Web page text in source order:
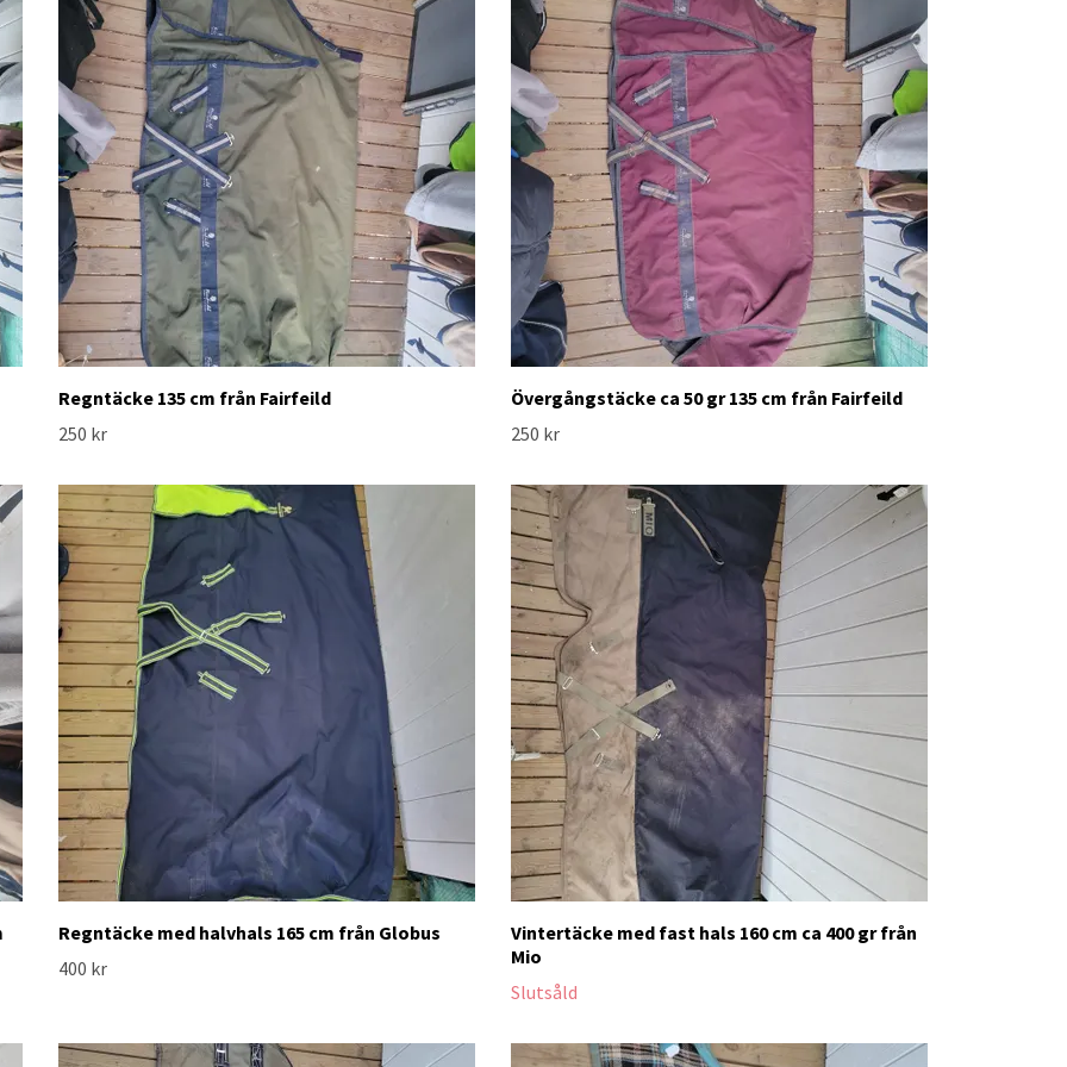
Regntäcke 135 cm från Fairfeild
250 kr
Övergångstäcke ca 50 gr 135 cm från Fairfeild
250 kr
Regntäcke med halvhals 165 cm från Globus
400 kr
Vintertäcke med fast hals 160 cm ca 400 gr från
Mio
Slutsåld